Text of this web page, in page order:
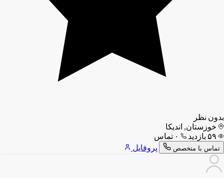
بدون نظر
خوزستان, اندیکا
تماس با متخصص پروفایل